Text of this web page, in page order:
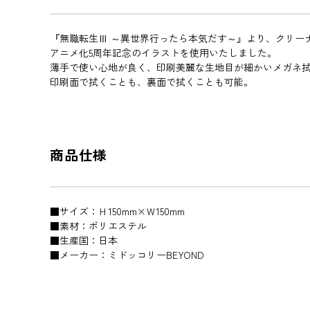
『無職転生Ⅲ ～異世界行ったら本気だす～』より、クリー
アニメ化5周年記念のイラストを使用いたしました。
薄手で使い心地が良く、印刷美麗な生地目が細かいメガネ拭
印刷面で拭くことも、裏面で拭くことも可能。
商品仕様
■サイズ：Ｈ150mm×Ｗ150mm
■素材：ポリエステル
■生産国：日本
■メーカー：ミドッコリーBEYOND